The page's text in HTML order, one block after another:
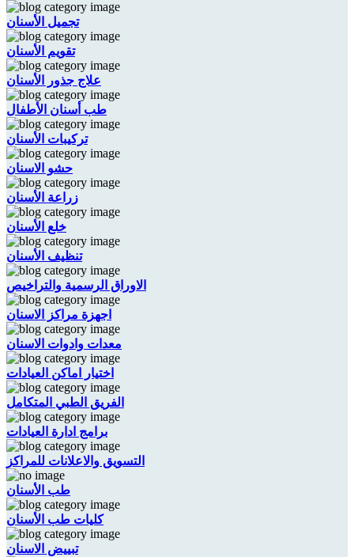
تجميل الأسنان
تقويم الأسنان
علاج جذور الأسنان
طب أسنان الأطفال
تركيبات الأسنان
حشو الاسنان
زراعة الأسنان
خلع الأسنان
تنظيف الأسنان
الاوراق الرسمية والتراخيص
اجهزة مراكز الاسنان
معدات وادوات الاسنان
اختيار اماكن العيادات
الفريق الطبي المتكامل
برامج ادارة العيادات
التسويق والاعلانات للمراكز
طب الأسنان
كليات طب الأسنان
تبييض الاسنان